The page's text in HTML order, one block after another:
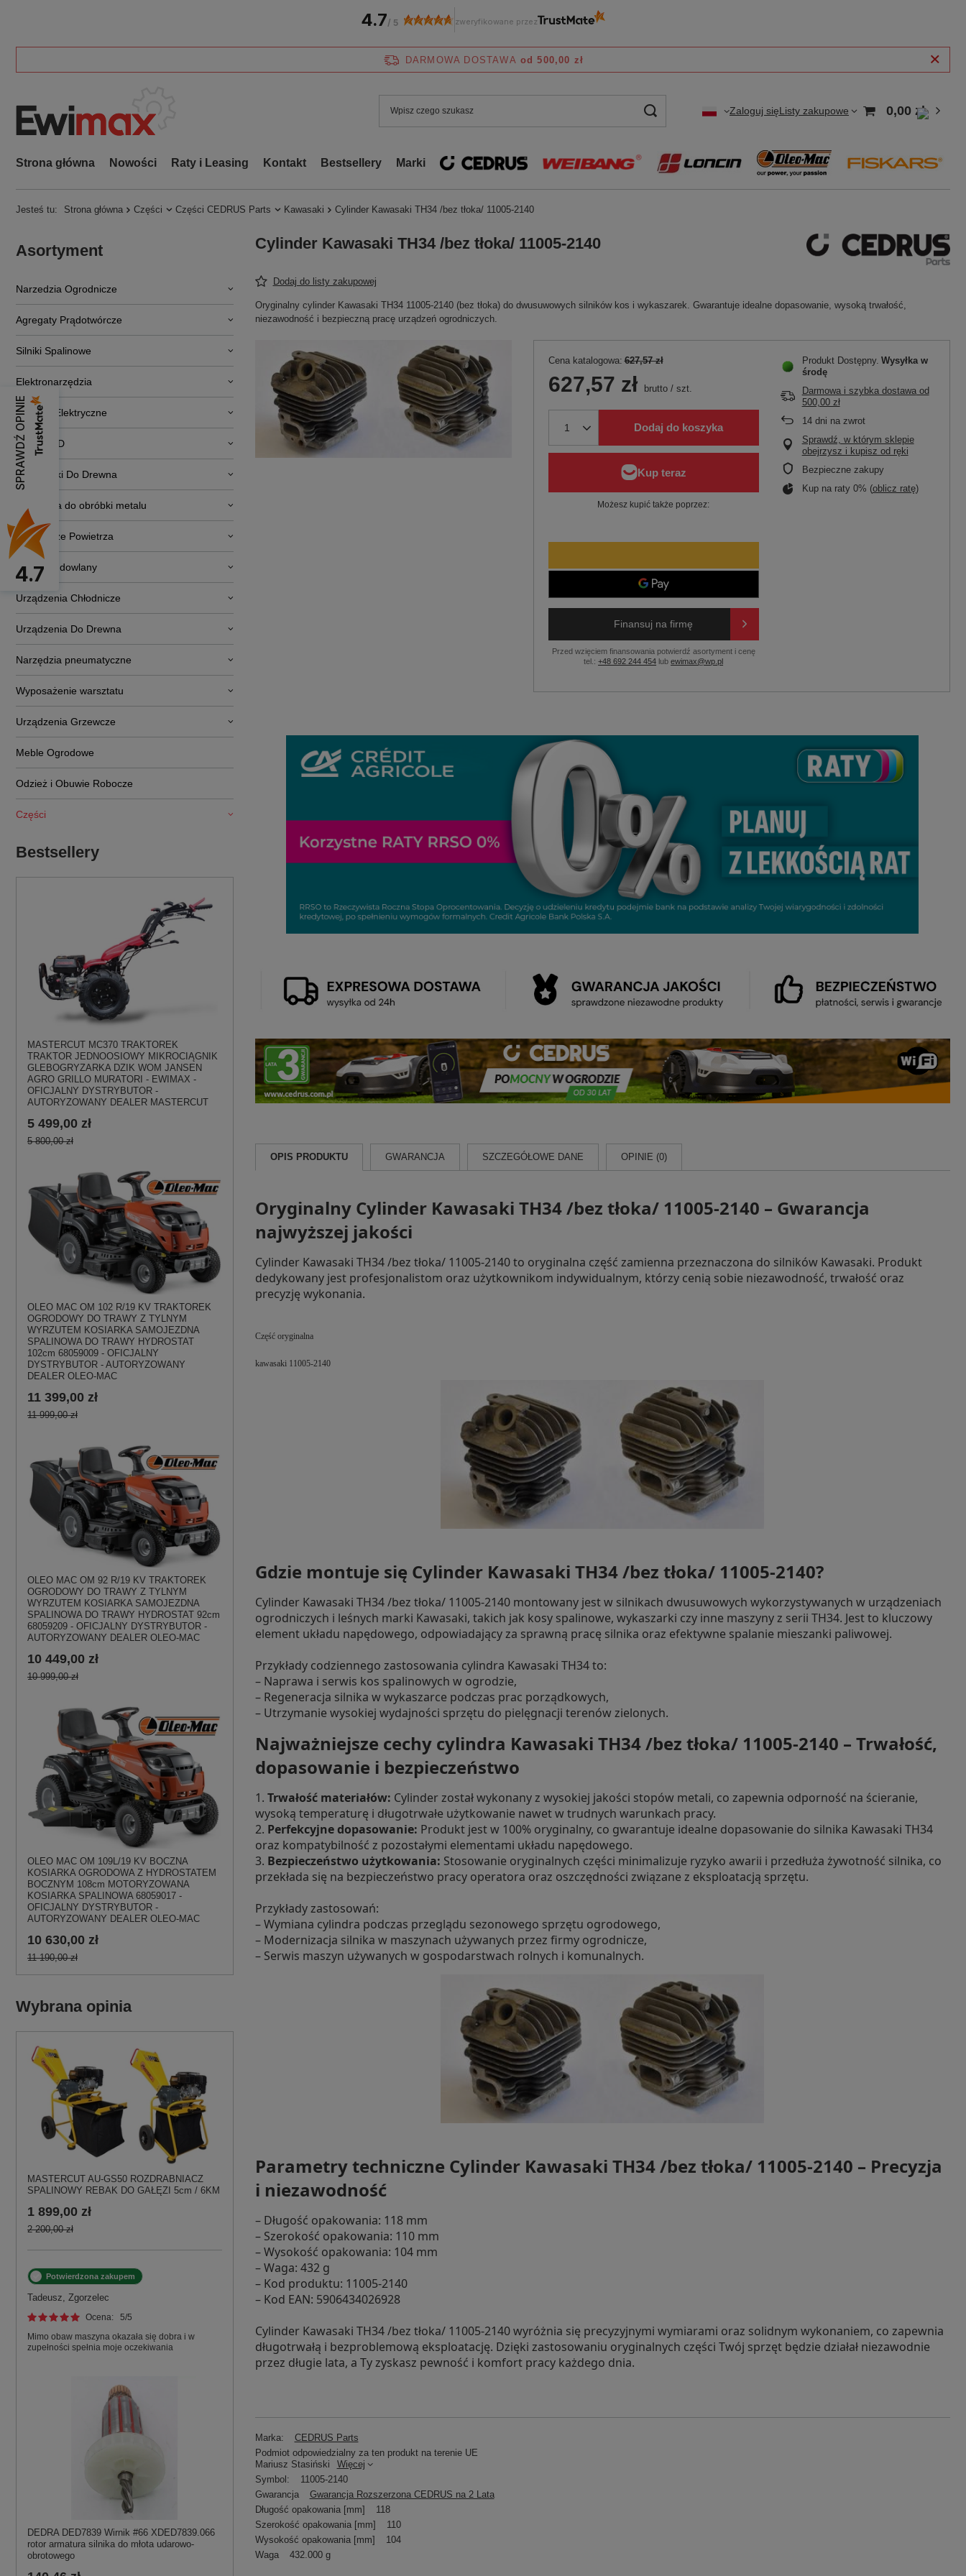
DARMOWA DOSTAWA od 500,00 zł
Zaloguj sięListy zakupowe 0,00 zł
Strona główna Nowości Raty i Leasing Kontakt Bestsellery Marki
Jesteś tu: Strona główna Części Części CEDRUS Parts Kawasaki Cylinder Kawasaki TH34 /bez tłoka/ 11005-2140
Asortyment
Narzedzia Ogrodnicze
Agregaty Prądotwórcze
Silniki Spalinowe
Elektronarzędzia
Pojazdy Elektryczne
RTV i AGD
Obrabiarki Do Drewna
Narzędzia do obróbki metalu
Osuszacze Powietrza
Sprzęt budowlany
Urządzenia Chłodnicze
Urządzenia Do Drewna
Narzędzia pneumatyczne
Wyposażenie warsztatu
Urządzenia Grzewcze
Meble Ogrodowe
Odzież i Obuwie Robocze
Części
Bestsellery
MASTERCUT MC370 TRAKTOREK
TRAKTOR JEDNOOSIOWY MIKROCIĄGNIK
GLEBOGRYZARKA DZIK WOM JANSEN
AGRO GRILLO MURATORI - EWIMAX -
OFICJALNY DYSTRYBUTOR -
AUTORYZOWANY DEALER MASTERCUT
5 499,00 zł
5 800,00 zł
OLEO MAC OM 102 R/19 KV TRAKTOREK
OGRODOWY DO TRAWY Z TYLNYM
WYRZUTEM KOSIARKA SAMOJEZDNA
SPALINOWA DO TRAWY HYDROSTAT
102cm 68059009 - OFICJALNY
DYSTRYBUTOR - AUTORYZOWANY
DEALER OLEO-MAC
11 399,00 zł
11 999,00 zł
OLEO MAC OM 92 R/19 KV TRAKTOREK
OGRODOWY DO TRAWY Z TYLNYM
WYRZUTEM KOSIARKA SAMOJEZDNA
SPALINOWA DO TRAWY HYDROSTAT 92cm
68059209 - OFICJALNY DYSTRYBUTOR -
AUTORYZOWANY DEALER OLEO-MAC
10 449,00 zł
10 999,00 zł
OLEO MAC OM 109L/19 KV BOCZNA
KOSIARKA OGRODOWA Z HYDROSTATEM
BOCZNYM 108cm MOTORYZOWANA
KOSIARKA SPALINOWA 68059017 -
OFICJALNY DYSTRYBUTOR -
AUTORYZOWANY DEALER OLEO-MAC
10 630,00 zł
11 190,00 zł
Wybrana opinia
MASTERCUT AU-GS50 ROZDRABNIACZ
SPALINOWY REBAK DO GAŁĘZI 5cm / 6KM
1 899,00 zł
2 200,00 zł
Potwierdzona zakupem
Tadeusz, Zgorzelec
Ocena: 5/5
Mimo obaw maszyna okazała się dobra i w
zupełności spełnia moje oczekiwania
DEDRA DED7839 Wirnik #66 XDED7839.066
rotor armatura silnika do młota udarowo-
obrotowego
Cylinder Kawasaki TH34 /bez tłoka/ 11005-2140
Dodaj do listy zakupowej
Oryginalny cylinder Kawasaki TH34 11005-2140 (bez tłoka) do dwusuwowych silników kos i wykaszarek. Gwarantuje idealne dopasowanie, wysoką trwałość,
niezawodność i bezpieczną pracę urządzeń ogrodniczych.
Cena katalogowa: 627,57 zł
627,57 zł brutto/ szt.
Dodaj do koszyka
Możesz kupić także poprzez:
Finansuj na firmę
Przed wzięciem finansowania potwierdź asortyment i cenę
tel.:+48 692 244 454 lubewimax@wp.pl
Produkt Dostępny Wysyłka w
środę
Darmowa i szybka dostawaod
500,00 zł
14dni na zwrot
Sprawdź, w którym sklepie
obejrzysz i kupisz od ręki
Bezpieczne zakupy
Kup na raty 0% (oblicz ratę)
OPIS PRODUKTU GWARANCJA SZCZEGÓŁOWE DANE OPINIE (0)
Oryginalny Cylinder Kawasaki TH34 /bez tłoka/ 11005-2140 – Gwarancja
najwyższej jakości
Cylinder Kawasaki TH34 /bez tłoka/ 11005-2140 to oryginalna część zamienna przeznaczona do silników Kawasaki. Produkt
dedykowany jest profesjonalistom oraz użytkownikom indywidualnym, którzy cenią sobie niezawodność, trwałość oraz
precyzję wykonania.
Część oryginalna
kawasaki 11005-2140
Gdzie montuje się Cylinder Kawasaki TH34 /bez tłoka/ 11005-2140?
Cylinder Kawasaki TH34 /bez tłoka/ 11005-2140 montowany jest w silnikach dwusuwowych wykorzystywanych w urządzeniach
ogrodniczych i leśnych marki Kawasaki, takich jak kosy spalinowe, wykaszarki czy inne maszyny z serii TH34. Jest to kluczowy
element układu napędowego, odpowiadający za sprawną pracę silnika oraz efektywne spalanie mieszanki paliwowej.
Przykłady codziennego zastosowania cylindra Kawasaki TH34 to:
– Naprawa i serwis kos spalinowych w ogrodzie,
– Regeneracja silnika w wykaszarce podczas prac porządkowych,
– Utrzymanie wysokiej wydajności sprzętu do pielęgnacji terenów zielonych.
Najważniejsze cechy cylindra Kawasaki TH34 /bez tłoka/ 11005-2140 – Trwałość,
dopasowanie i bezpieczeństwo
1. Trwałość materiałów: Cylinder został wykonany z wysokiej jakości stopów metali, co zapewnia odporność na ścieranie,
wysoką temperaturę i długotrwałe użytkowanie nawet w trudnych warunkach pracy.
2. Perfekcyjne dopasowanie: Produkt jest w 100% oryginalny, co gwarantuje idealne dopasowanie do silnika Kawasaki TH34
oraz kompatybilność z pozostałymi elementami układu napędowego.
3. Bezpieczeństwo użytkowania: Stosowanie oryginalnych części minimalizuje ryzyko awarii i przedłuża żywotność silnika, co
przekłada się na bezpieczeństwo pracy operatora oraz oszczędności związane z eksploatacją sprzętu.
Przykłady zastosowań:
– Wymiana cylindra podczas przeglądu sezonowego sprzętu ogrodowego,
– Modernizacja silnika w maszynach używanych przez firmy ogrodnicze,
– Serwis maszyn używanych w gospodarstwach rolnych i komunalnych.
Parametry techniczne Cylinder Kawasaki TH34 /bez tłoka/ 11005-2140 – Precyzja
i niezawodność
– Długość opakowania: 118 mm
– Szerokość opakowania: 110 mm
– Wysokość opakowania: 104 mm
– Waga: 432 g
– Kod produktu: 11005-2140
– Kod EAN: 5906434026928
Cylinder Kawasaki TH34 /bez tłoka/ 11005-2140 wyróżnia się precyzyjnymi wymiarami oraz solidnym wykonaniem, co zapewnia
długotrwałą i bezproblemową eksploatację. Dzięki zastosowaniu oryginalnych części Twój sprzęt będzie działał niezawodnie
przez długie lata, a Ty zyskasz pewność i komfort pracy każdego dnia.
Marka:
CEDRUS Parts
Podmiot odpowiedzialny za ten produkt na terenie UE
Mariusz Stasiński
Więcej
Symbol:
11005-2140
Gwarancja
Gwarancja Rozszerzona CEDRUS na 2 Lata
Długość opakowania [mm]
118
Szerokość opakowania [mm]
110
Wysokość opakowania [mm]
104
Waga
432.000 g
4.7/ 5 zweryfikowane przez
SPRAWDŹ OPINIE
4.7